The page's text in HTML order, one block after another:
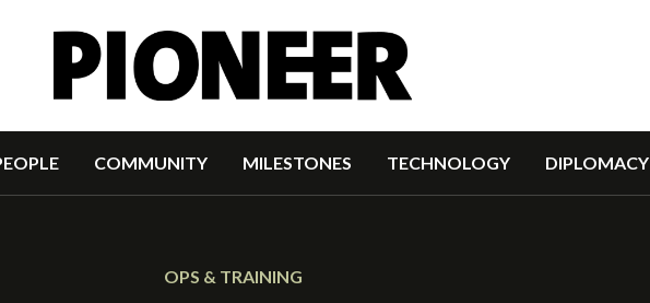
COMMUNITY MILESTONES TECHNOLOGY DIPLOMACY
OPS & TRAINING